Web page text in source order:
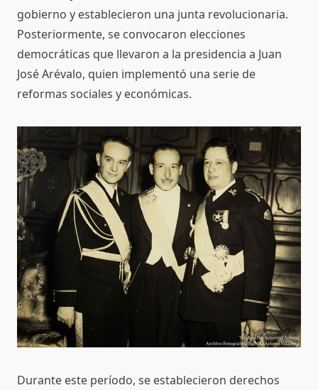
gobierno y establecieron una junta revolucionaria.
Posteriormente, se convocaron elecciones
democráticas que llevaron a la presidencia a Juan
José Arévalo, quien implementó una serie de
reformas sociales y económicas.
Durante este período, se establecieron derechos